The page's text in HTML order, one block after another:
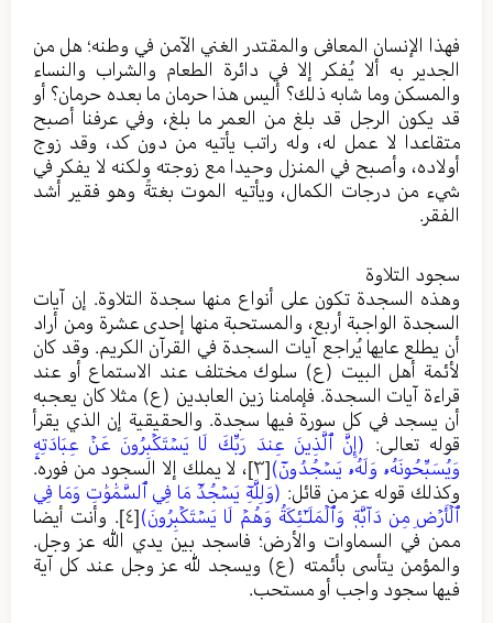
فهذا الإنسان المعافى والمقتدر الغني الآمن في وطنه؛ هل من
الجدير به ألا يُفكر إلا في دائرة الطعام والشراب والنساء
والمسكن وما شابه ذلك؟ أليس هذا حرمان ما بعده حرمان؟ أو
قد يكون الرجل قد بلغ من العمر ما بلغ، وفي عرفنا أصبح
متقاعدا لا عمل له، وله راتب يأتيه من دون كد، وقد زوج
أولاده، وأصبح في المنزل وحيدا مع زوجته ولكنه لا يفكر في
شيء من درجات الكمال، ويأتيه الموت بغتةً وهو فقير أشد
الفقر.
سجود التلاوة
وهذه السجدة تكون على أنواع منها سجدة التلاوة. إن آيات
السجدة الواجبة أربع، والمستحبة منها إحدى عشرة ومن أراد
أن يطلع عايها يُراجع آيات السجدة في القرآن الكريم. وقد كان
لأئمة أهل البيت (ع) سلوك مختلف عند الاستماع أو عند
قراءة آيات السجدة. فإمامنا زين العابدين (ع) مثلا كان يعجبه
أن يسجد في كل سورة فيها سجدة. والحقيقية إن الذي يقرأ
قوله تعالى: (إِنَّ ٱلَّذِينَ عِندَ رَبِّكَ لَا يَسۡتَكۡبِرُونَ عَنۡ عِبَادَتِهِۦ
وَيُسَبِّحُونَهُۥ وَلَهُۥ يَسۡجُدُونَۤ)[٣]
، لا يملك إلا السجود من فوره.
وكذلك قوله عز من قائل: (وَلِلَّهِۤ يَسۡجُدُۤ مَا فِي ٱلسَّمَٰوَٰتِ وَمَا فِي
ٱلۡأَرۡضِ مِن دَآبَّةٖ وَٱلۡمَلَـٰٓئِكَةُ وَهُمۡ لَا يَسۡتَكۡبِرُونَ)[٤]
. وأنت أيضا
ممن في السماوات والأرض؛ فاسجد بين يدي الله عز وجل.
والمؤمن يتأسى بأئمته (ع) ويسجد لله عز وجل عند كل آية
فيها سجود واجب أو مستحب.